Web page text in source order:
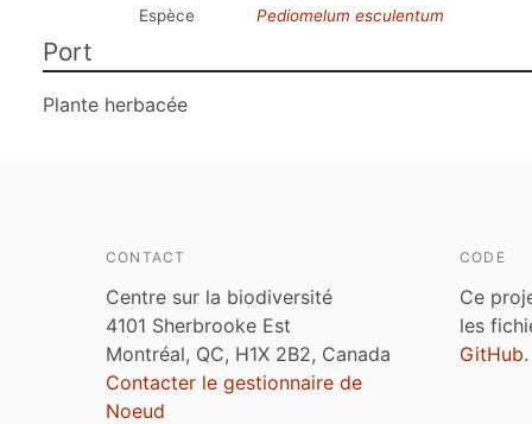
Espèce
Pediomelum esculentum
Port
Plante herbacée
CONTACT
Centre sur la biodiversité
4101 Sherbrooke Est
Montréal, QC, H1X 2B2, Canada
Contacter le gestionnaire de
Noeud
CODE
Ce
les
GitHub.